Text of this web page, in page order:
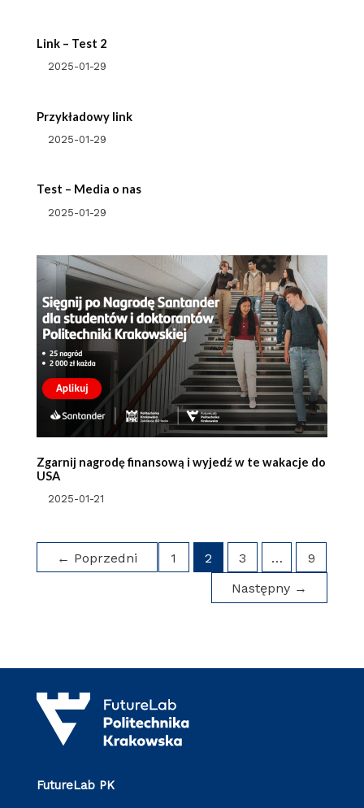
Link – Test 2
2025-01-29
Przykładowy link
2025-01-29
Test – Media o nas
2025-01-29
Zgarnij nagrodę finansową i wyjedź w te wakacje do
USA
2025-01-21
← Poprzedni 1 2 3 …
9
Następny →
FutureLab PK